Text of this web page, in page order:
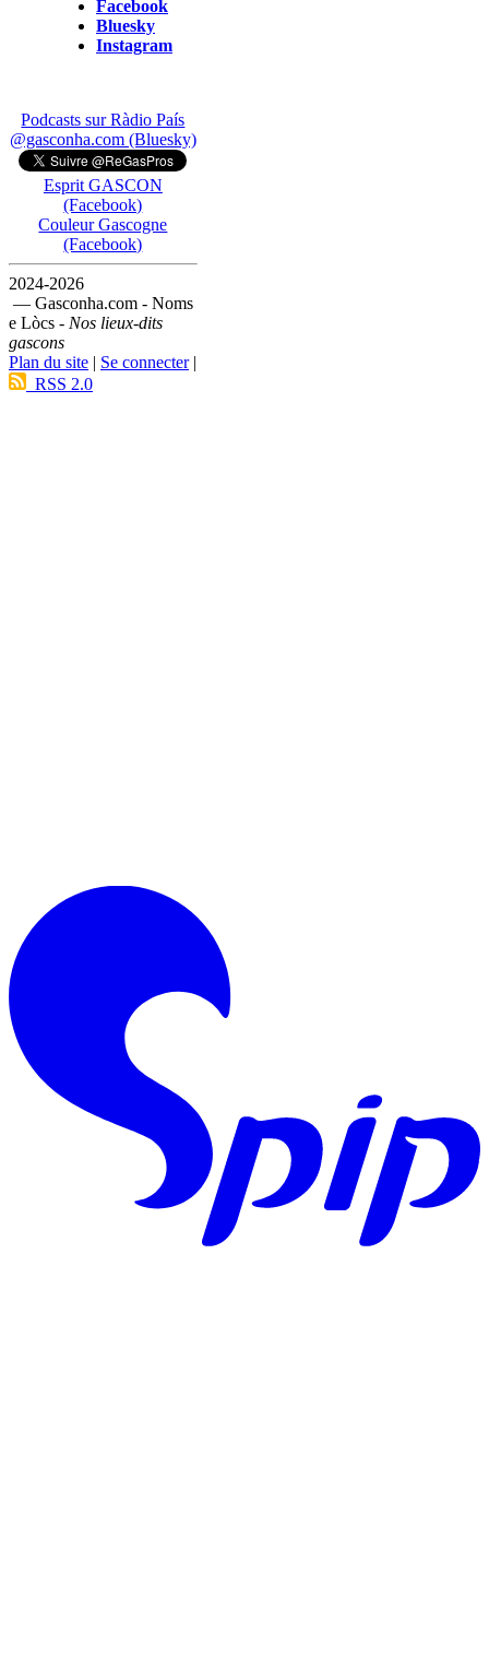
Facebook
Bluesky
Instagram
Podcasts sur Ràdio País
@gasconha.com (Bluesky)
Esprit GASCON
(Facebook)
Couleur Gascogne
(Facebook)
2024-2026
— Gasconha.com - Noms
e Lòcs - Nos lieux-dits
gascons
Plan du site | Se connecter|
RSS 2.0